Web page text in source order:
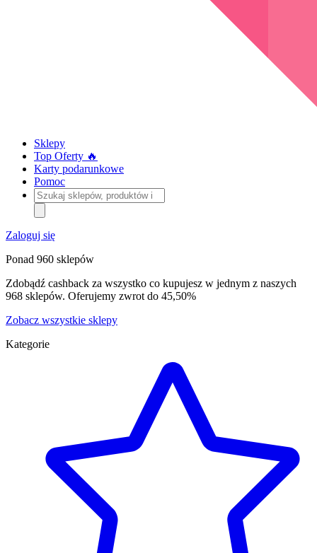
Sklepy
Top Oferty 🔥
Karty podarunkowe
Pomoc
Szukaj
sklepów,
produktów
i
kategorii
Zaloguj się
Ponad 960 sklepów
Zdobądź cashback za wszystko co kupujesz w jednym z naszych
968 sklepów. Oferujemy zwrot do 45,50%
Zobacz wszystkie sklepy
Kategorie